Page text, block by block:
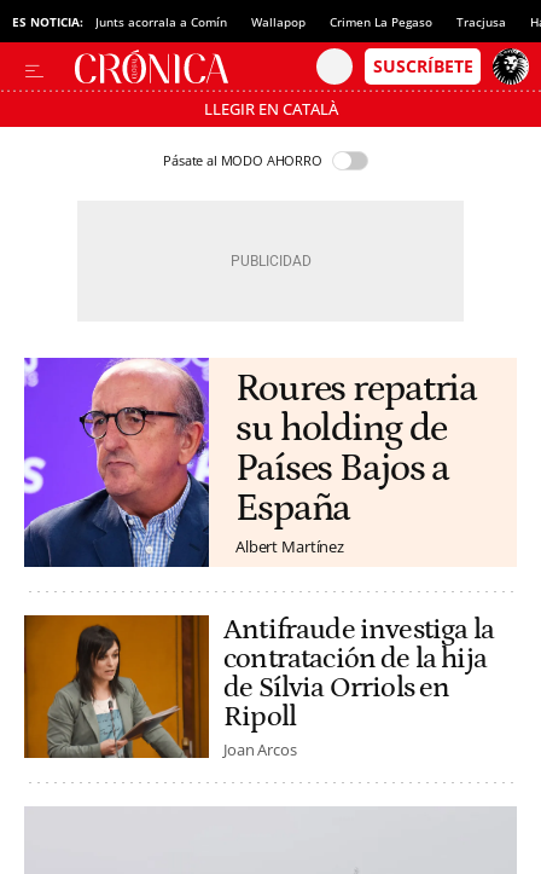
ES NOTICIA: Junts acorrala a Comín Wallapop Crimen La Pegaso Tracjusa
LLEGIR EN CATALÀ
Pásate al MODO AHORRO
Roures repatria
su holding de
Países Bajos a
España
Albert Martínez
Antifraude investiga la
contratación de la hija
de Sílvia Orriols en
Ripoll
Joan Arcos